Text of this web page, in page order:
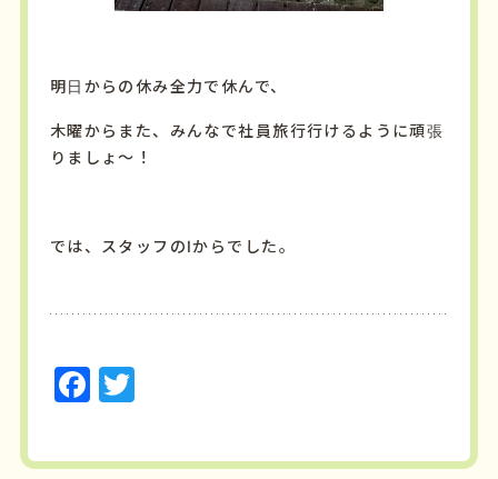
明日からの休み全力で休んで、
木曜からまた、みんなで社員旅行行けるように頑張
りましょ～！
では、スタッフのIからでした。
F
c
T
it